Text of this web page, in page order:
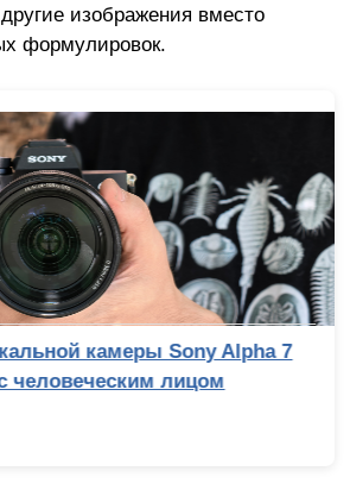
изображения вместо
формулировок.
камеры Sony Alpha 7
человеческим лицом